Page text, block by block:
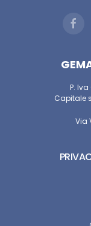
P.
Capitale
Via